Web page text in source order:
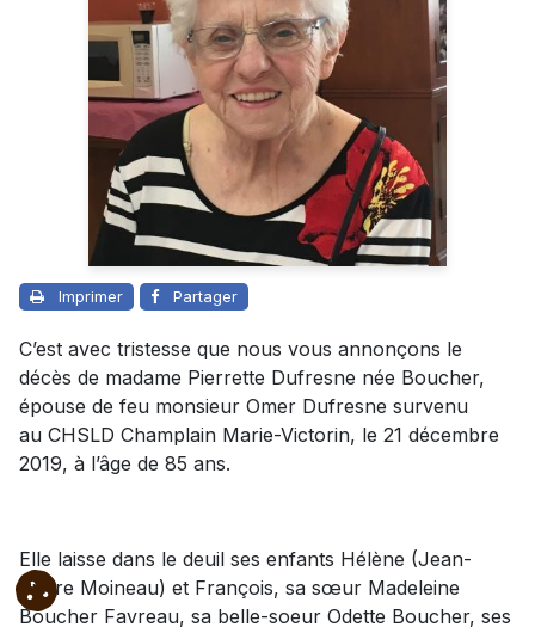
Imprimer Partager
C’est avec tristesse que nous vous annonçons le
décès de madame Pierrette Dufresne née Boucher,
épouse de feu monsieur Omer Dufresne survenu
au CHSLD Champlain Marie-Victorin, le 21 décembre
2019, à l’âge de 85 ans.
Elle laisse dans le deuil ses enfants Hélène (Jean-
Pierre Moineau) et François, sa sœur Madeleine
Boucher Favreau, sa belle-soeur Odette Boucher, ses